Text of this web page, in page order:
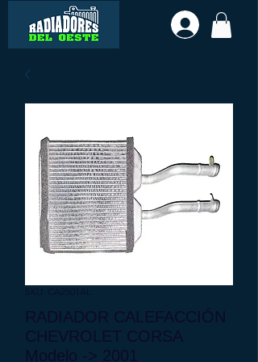
RADIADOR CALEFACCIÓN
CHEVROLET CORSA
Modelo -> 2001